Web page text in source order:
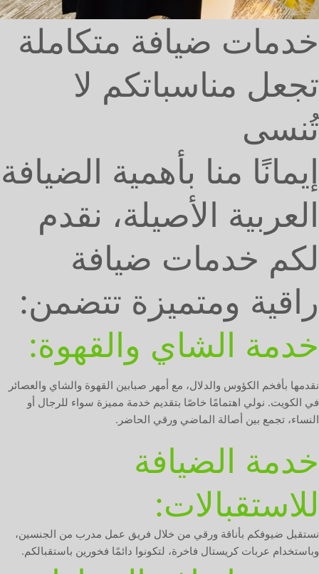
خدمات ضيافة متكاملة
تجعل مناسباتكم لا
تُنسى
إيمانًا منا بأهمية الضيافة
العربية الأصيلة، نقدم
لكم خدمات ضيافة
راقية ومتميزة تتضمن:
خدمة الشاي والقهوة:
نقدمها بأفخم الكؤوس والدلال، مع أمهر صبابين القهوة والشاي والعصائر
في الكويت. نولي اهتمامًا خاصًا بتقديم خدمة مميزة سواء للرجال أو
النساء، تجمع بين أصالة الماضي ورقي الحاضر.
خدمة الضيافة
للاستقبالات:
نستقبل ضيوفكم بأناقة ورقي من خلال فريق عمل مدرب من الجنسين،
وباستخدام عربات كريستال فاخرة، لتكونوا دائمًا فخورين باستقبالكم.